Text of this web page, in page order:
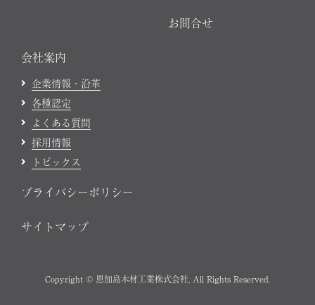
お問合せ
会社案内
企業情報・沿革
各種認定
よくある質問
採用情報
トピックス
プライバシーポリシー
サイトマップ
Copyright © 恩加島木材工業株式会社, All Rights Reserved.